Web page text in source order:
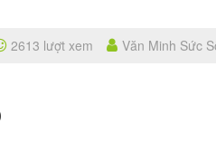
2613 lượt xem Văn Minh Sức